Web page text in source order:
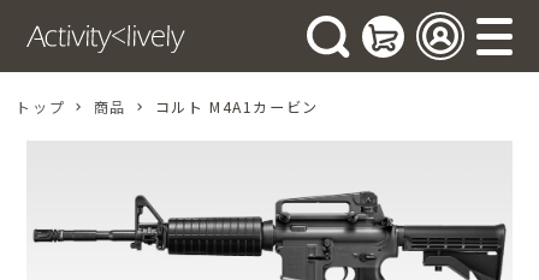
トップ 商品 コルト M4A1カービン